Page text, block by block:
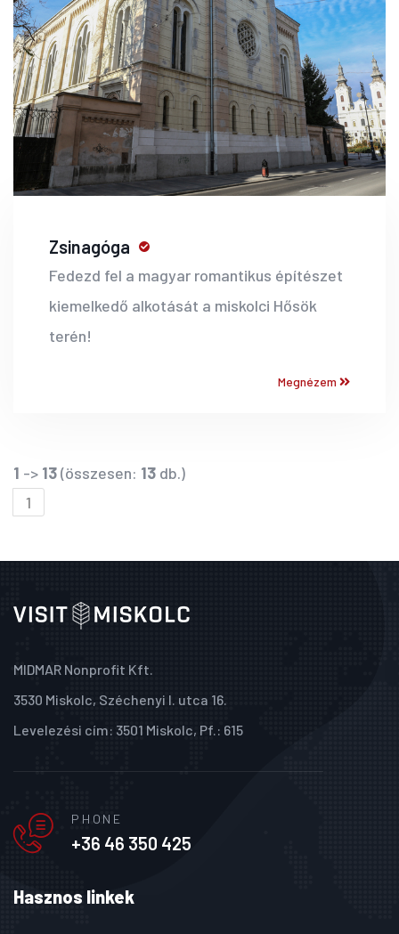
Zsinagóga
Fedezd fel a magyar romantikus építészet
kiemelkedő alkotását a miskolci Hősök
terén!
Megnézem
1 -> 13(összesen: 13 db.)
1
MIDMAR Nonprofit Kft.
3530 Miskolc, Széchenyi I. utca 16.
Levelezési cím: 3501 Miskolc, Pf.: 615
PHONE
+36 46 350 425
Hasznos linkek